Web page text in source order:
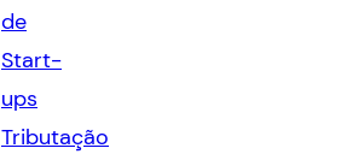
de
Start-
ups
Tributação